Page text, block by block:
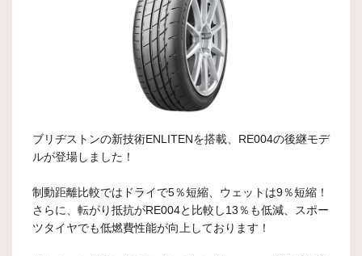
ブリヂストンの新技術ENLITENを搭載、RE004の後継モデ
ルが登場しました！
制動距離比較ではドライで5％短縮、ウェットは9％短縮！
さらに、転がり抵抗がRE004と比較し13％も低減、スポー
ツタイヤでも低燃費性能が向上しております！